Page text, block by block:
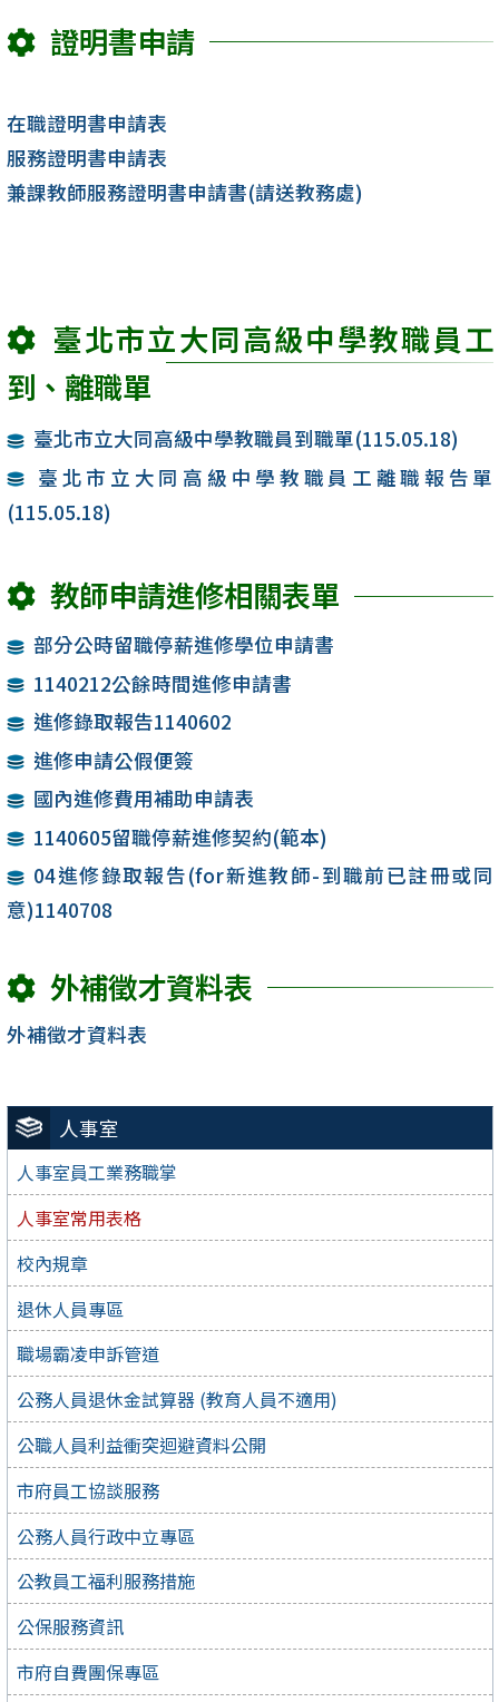
人事室
人事室員工業務職掌
人事室常用表格
校內規章
退休人員專區
職場霸凌申訴管道
公務人員退休金試算器 (教育人員不適用)
公職人員利益衝突迴避資料公開
市府員工協談服務
公務人員行政中立專區
公教員工福利服務措施
公保服務資訊
市府自費團保專區
證明書申請
在職證明書申請表
服務證明書申請表
兼課教師服務證明書申請書(請送教務處)
臺北市立大同高級中學教職員工
到、離職單
臺北市立大同高級中學教職員到職單(115.05.18)
臺北市立大同高級中學教職員工離職報告單
(115.05.18)
教師申請進修相關表單
部分公時留職停薪進修學位申請書
1140212公餘時間進修申請書
進修錄取報告1140602
進修申請公假便簽
國內進修費用補助申請表
1140605留職停薪進修契約(範本)
04進修錄取報告(for新進教師-到職前已註冊或同
意)1140708
外補徵才資料表
外補徵才資料表